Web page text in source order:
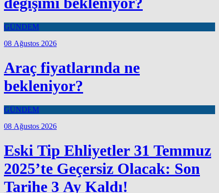
GÜNDEM
08 Ağustos 2026
Araç fiyatlarında ne
bekleniyor?
GÜNDEM
08 Ağustos 2026
Eski Tip Ehliyetler 31 Temmuz
2025’te Geçersiz Olacak: Son
Tarihe 3 Ay Kaldı!